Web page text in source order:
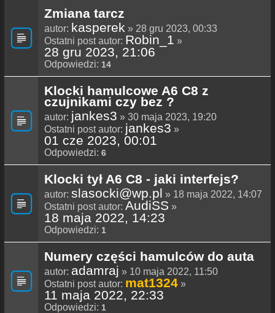
Zmiana tarcz
autor: kasperek » 28 gru 2023, 00:33
Ostatni post autor: Robin_1 »
28 gru 2023, 21:06
Odpowiedzi: 14
Klocki hamulcowe A6 C8 z
czujnikami czy bez ?
autor: jankes3 » 30 maja 2023, 19:20
Ostatni post autor: jankes3 »
01 cze 2023, 00:01
Odpowiedzi: 6
Klocki tył A6 C8 - jaki interfejs?
autor: slasocki@wp.pl » 18 maja 2022, 14:07
Ostatni post autor: AudiSS »
18 maja 2022, 14:23
Odpowiedzi: 1
Numery części hamulców do auta
autor: adamraj » 10 maja 2022, 11:50
Ostatni post autor: mat1324 »
11 maja 2022, 22:33
Odpowiedzi: 1